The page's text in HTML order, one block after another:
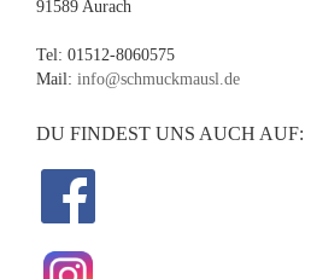
91589 Aurach
Tel: 01512-8060575
Mail: info@schmuckmausl.de
DU FINDEST UNS AUCH AUF: